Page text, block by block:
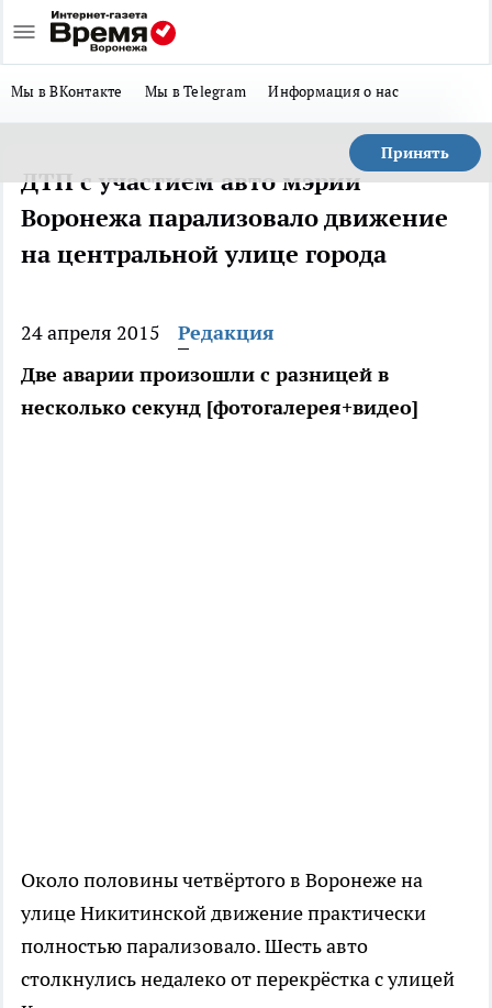
Мы в ВКонтакте Мы в Telegram Информация о нас
Принять
ДТП с участием авто мэрии
Воронежа парализовало движение
на центральной улице города
24 апреля 2015
Редакция
Две аварии произошли с разницей в
несколько секунд [фотогалерея+видео]
Около половины четвёртого в Воронеже на
улице Никитинской движение практически
полностью парализовало. Шесть авто
столкнулись недалеко от перекрёстка с улицей